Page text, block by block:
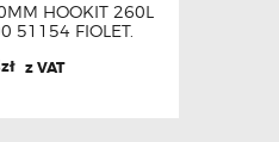
HOOKIT 260L
51154 FIOLET.
zł z VAT